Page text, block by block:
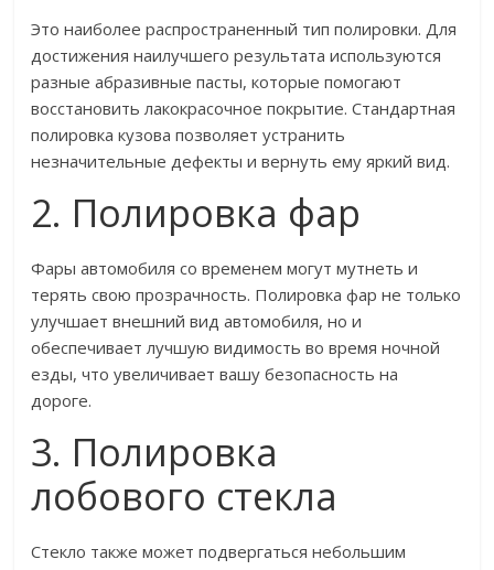
Это наиболее распространенный тип полировки. Для
достижения наилучшего результата используются
разные абразивные пасты, которые помогают
восстановить лакокрасочное покрытие. Стандартная
полировка кузова позволяет устранить
незначительные дефекты и вернуть ему яркий вид.
2. Полировка фар
Фары автомобиля со временем могут мутнеть и
терять свою прозрачность. Полировка фар не только
улучшает внешний вид автомобиля, но и
обеспечивает лучшую видимость во время ночной
езды, что увеличивает вашу безопасность на
дороге.
3. Полировка
лобового стекла
Стекло также может подвергаться небольшим